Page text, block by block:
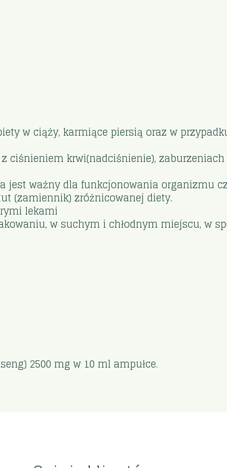
w ciąży, karmiące piersią oraz w
ciśnieniem krwi(nadciśnienie),
jest ważny dla funkcjonowania organizmu
(zamiennik) zróżnicowanej diety.
lekami
w suchym i chłodnym miejscu, w
2500 mg w 10 ml ampułce.